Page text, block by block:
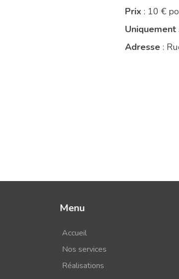
Prix : 10 €
Adresse :
Menu
Accueil
Nos services
Réalisations